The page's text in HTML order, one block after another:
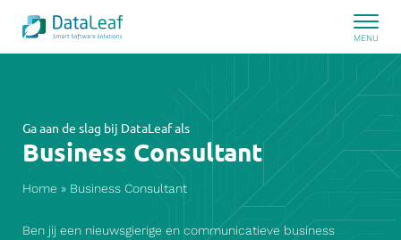
Ga aan de slag bij DataLeaf als
Business Consultant
Home » Business Consultant
Ben jij een nieuwsgierige en communicatieve business